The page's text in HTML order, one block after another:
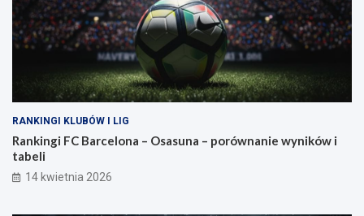
RANKINGI KLUBÓW I LIG
Rankingi FC Barcelona – Osasuna – porównanie wyników i
tabeli
14 kwietnia 2026